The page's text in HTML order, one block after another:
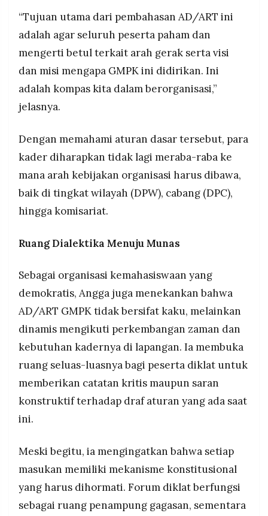
“Tujuan utama dari pembahasan AD/ART ini
adalah agar seluruh peserta paham dan
mengerti betul terkait arah gerak serta visi
dan misi mengapa GMPK ini didirikan. Ini
adalah kompas kita dalam berorganisasi,”
jelasnya.
Dengan memahami aturan dasar tersebut, para
kader diharapkan tidak lagi meraba-raba ke
mana arah kebijakan organisasi harus dibawa,
baik di tingkat wilayah (DPW), cabang (DPC),
hingga komisariat.
Ruang Dialektika Menuju Munas
Sebagai organisasi kemahasiswaan yang
demokratis, Angga juga menekankan bahwa
AD/ART GMPK tidak bersifat kaku, melainkan
dinamis mengikuti perkembangan zaman dan
kebutuhan kadernya di lapangan. Ia membuka
ruang seluas-luasnya bagi peserta diklat untuk
memberikan catatan kritis maupun saran
konstruktif terhadap draf aturan yang ada saat
ini.
Meski begitu, ia mengingatkan bahwa setiap
masukan memiliki mekanisme konstitusional
yang harus dihormati. Forum diklat berfungsi
sebagai ruang penampung gagasan, sementara